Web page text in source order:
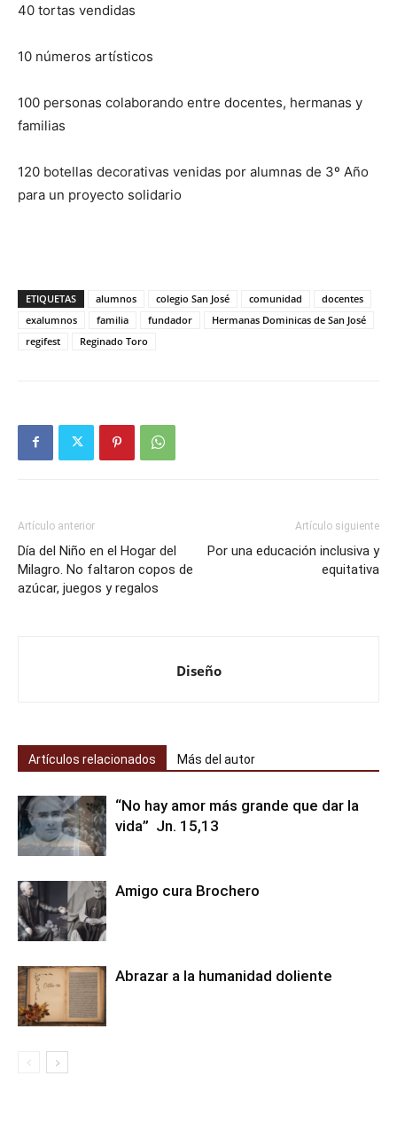
40 tortas vendidas
10 números artísticos
100 personas colaborando entre docentes, hermanas y
familias
120 botellas decorativas venidas por alumnas de 3º Año
para un proyecto solidario
ETIQUETAS alumnos colegio San José comunidad
docentes
exalumnos
familia fundador
Hermanas Dominicas de San José
regifest
Reginado Toro
Artículo anterior
Día del Niño en el Hogar del
Milagro. No faltaron copos de
azúcar, juegos y regalos
Artículo siguiente
Por una educación inclusiva y
equitativa
Diseño
Artículos relacionados Más del autor
“No hay amor más grande que dar la
vida” Jn. 15,13
Amigo cura Brochero
Abrazar a la humanidad doliente